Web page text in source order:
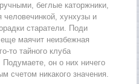
беглые каторжники,
хунхузы и
старатели. Поди
маячит неизбежная
то тайного клуба
он о них ничего
счетом никакого значения.